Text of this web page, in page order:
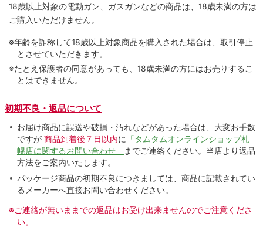
18歳以上対象の電動ガン、ガスガンなどの商品は、18歳未満の方は
ご購入いただけません。
※年齢を詐称して18歳以上対象商品を購入された場合は、取引停止
とさせていただきます。
※たとえ保護者の同意があっても、18歳未満の方にはお売りするこ
とはできません。
初期不良・返品について
お届け商品に誤送や破損・汚れなどがあった場合は、大変お手数
ですが 商品到着後７日以内に 「タムタムオンラインショップ札
幌店に関するお問い合わせ」 までご連絡ください。当店より返品
方法をご案内いたします。
パッケージ商品の初期不良につきましては、商品に記載されてい
るメーカーへ直接お問い合わせください。
※ご連絡が無いままでの返品はお受け出来ませんのでご注意くださ
い。